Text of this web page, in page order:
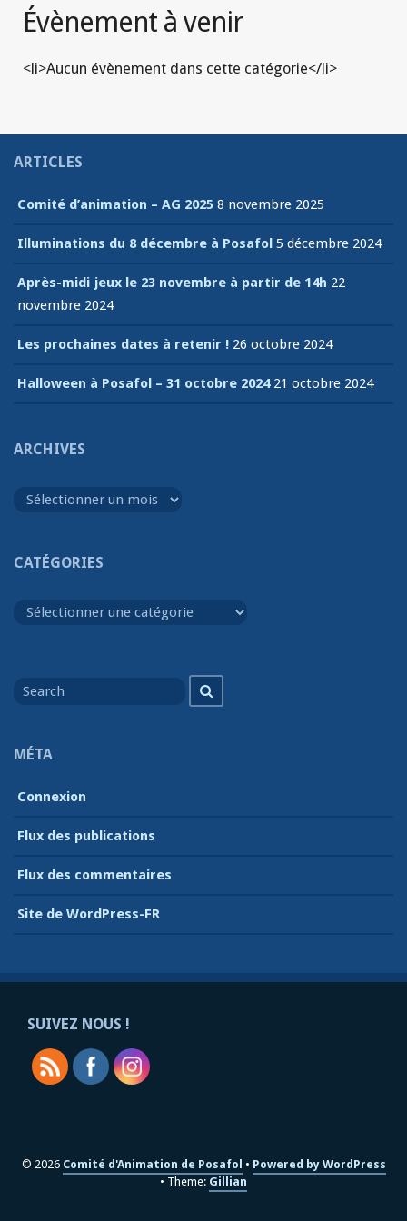
Évènement à venir
<li>Aucun évènement dans cette catégorie</li>
ARTICLES
Comité d’animation – AG 2025 8 novembre 2025
Illuminations du 8 décembre à Posafol 5 décembre 2024
Après-midi jeux le 23 novembre à partir de 14h 22
novembre 2024
Les prochaines dates à retenir ! 26 octobre 2024
Halloween à Posafol – 31 octobre 2024 21 octobre 2024
ARCHIVES
CATÉGORIES
for
MÉTA
Connexion
Flux des publications
Flux des commentaires
Site de WordPress-FR
SUIVEZ NOUS !
© 2026 Comité d'Animation de Posafol
Powered by WordPress
Theme: Gillian